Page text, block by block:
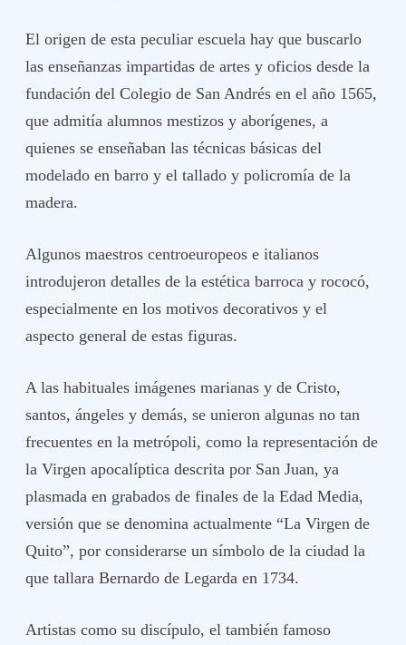
El origen de esta peculiar escuela hay que buscarlo
las enseñanzas impartidas de artes y oficios desde la
fundación del Colegio de San Andrés en el año 1565,
que admitía alumnos mestizos y aborígenes, a
quienes se enseñaban las técnicas básicas del
modelado en barro y el tallado y policromía de la
madera.
Algunos maestros centroeuropeos e italianos
introdujeron detalles de la estética barroca y rococó,
especialmente en los motivos decorativos y el
aspecto general de estas figuras.
A las habituales imágenes marianas y de Cristo,
santos, ángeles y demás, se unieron algunas no tan
frecuentes en la metrópoli, como la representación de
la Virgen apocalíptica descrita por San Juan, ya
plasmada en grabados de finales de la Edad Media,
versión que se denomina actualmente “La Virgen de
Quito”, por considerarse un símbolo de la ciudad la
que tallara Bernardo de Legarda en 1734.
Artistas como su discípulo, el también famoso